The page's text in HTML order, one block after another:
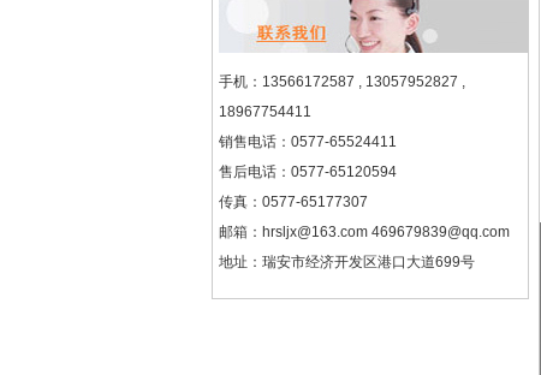
手机：13566172587 , 13057952827 ,
18967754411
销售电话：0577-65524411
售后电话：0577-65120594
传真：0577-65177307
邮箱：hrsljx@163.com 469679839@qq.com
地址：瑞安市经济开发区港口大道699号